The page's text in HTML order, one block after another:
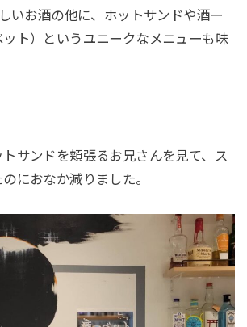
いお酒の他に、ホットサンドや酒ー
ト）というユニークなメニューも味
サンドを頬張るお兄さんを見て、ス
におなか減りました。